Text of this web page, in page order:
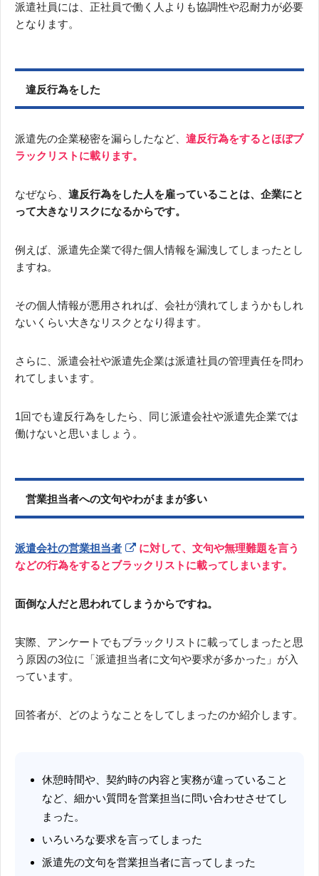
派遣社員には、正社員で働く人よりも協調性や忍耐力が必要
となります。
違反行為をした
派遣先の企業秘密を漏らしたなど、 違反行為をするとほぼブ
ラックリストに載ります。
なぜなら、 違反行為をした人を雇っていることは、企業にと
って大きなリスクになるからです。
例えば、派遣先企業で得た個人情報を漏洩してしまったとし
ますね。
その個人情報が悪用されれば、会社が潰れてしまうかもしれ
ないくらい大きなリスクとなり得ます。
さらに、派遣会社や派遣先企業は派遣社員の管理責任を問わ
れてしまいます。
1回でも違反行為をしたら、同じ派遣会社や派遣先企業では
働けないと思いましょう。
営業担当者への文句やわがままが多い
派遣会社の営業担当者
に対して、文句や無理難題を言う
などの行為をするとブラックリストに載ってしまいます。
面倒な人だと思われてしまうからですね。
実際、アンケートでもブラックリストに載ってしまったと思
う原因の3位に「派遣担当者に文句や要求が多かった」が入
っています。
回答者が、どのようなことをしてしまったのか紹介します。
休憩時間や、契約時の内容と実務が違っていること
など、細かい質問を営業担当に問い合わせさせてし
まった。
いろいろな要求を言ってしまった
派遣先の文句を営業担当者に言ってしまった